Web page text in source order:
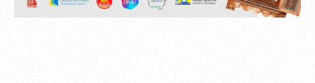
Уже зарегистрированы? Войти